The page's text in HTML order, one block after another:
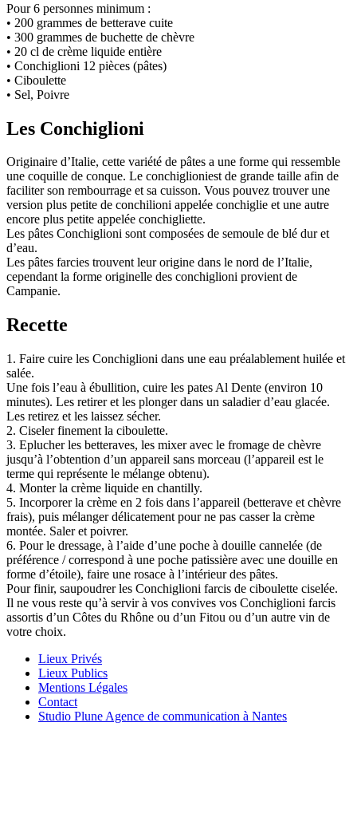
Pour 6 personnes minimum :
• 200 grammes de betterave cuite
• 300 grammes de buchette de chèvre
• 20 cl de crème liquide entière
• Conchiglioni 12 pièces (pâtes)
• Ciboulette
• Sel, Poivre
Les Conchiglioni
Originaire d’Italie, cette variété de pâtes a une forme qui ressemble
une coquille de conque. Le conchiglioniest de grande taille afin de
faciliter son rembourrage et sa cuisson. Vous pouvez trouver une
version plus petite de conchilioni appelée conchiglie et une autre
encore plus petite appelée conchigliette.
Les pâtes Conchiglioni sont composées de semoule de blé dur et
d’eau.
Les pâtes farcies trouvent leur origine dans le nord de l’Italie,
cependant la forme originelle des conchiglioni provient de
Campanie.
Recette
1. Faire cuire les Conchiglioni dans une eau préalablement huilée et
salée.
Une fois l’eau à ébullition, cuire les pates Al Dente (environ 10
minutes). Les retirer et les plonger dans un saladier d’eau glacée.
Les retirez et les laissez sécher.
2. Ciseler finement la ciboulette.
3. Eplucher les betteraves, les mixer avec le fromage de chèvre
jusqu’à l’obtention d’un appareil sans morceau (l’appareil est le
terme qui représente le mélange obtenu).
4. Monter la crème liquide en chantilly.
5. Incorporer la crème en 2 fois dans l’appareil (betterave et chèvre
frais), puis mélanger délicatement pour ne pas casser la crème
montée. Saler et poivrer.
6. Pour le dressage, à l’aide d’une poche à douille cannelée (de
préférence / correspond à une poche patissière avec une douille en
forme d’étoile), faire une rosace à l’intérieur des pâtes.
Pour finir, saupoudrer les Conchiglioni farcis de ciboulette ciselée.
Il ne vous reste qu’à servir à vos convives vos Conchiglioni farcis
assortis d’un Côtes du Rhône ou d’un Fitou ou d’un autre vin de
votre choix.
Lieux Privés
Lieux Publics
Mentions Légales
Contact
Studio Plune Agence de communication à Nantes